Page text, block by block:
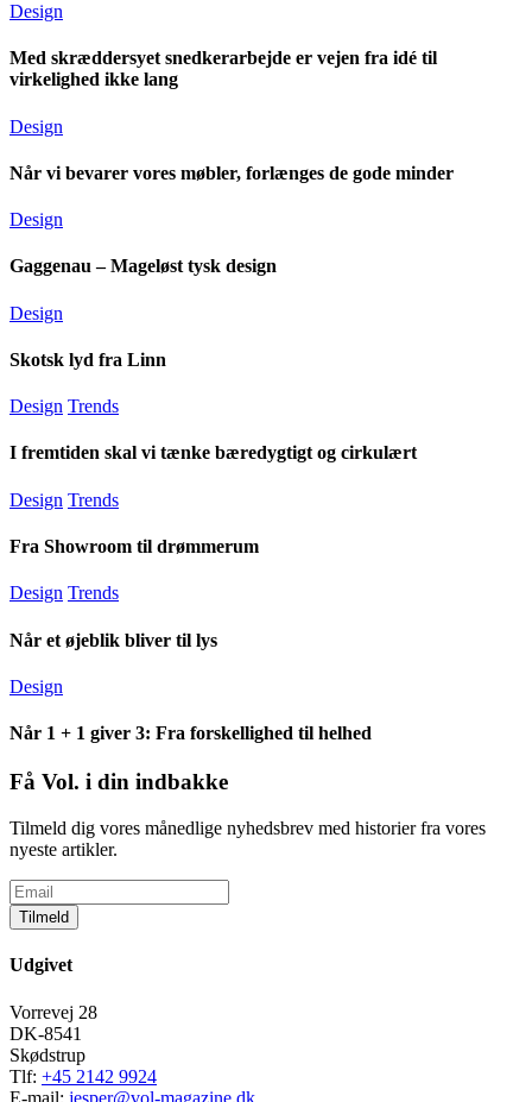
Design
Med skræddersyet snedkerarbejde er vejen fra idé til
virkelighed ikke lang
Design
Når vi bevarer vores møbler, forlænges de gode minder
Design
Gaggenau – Mageløst tysk design
Design
Skotsk lyd fra Linn
Design Trends
I fremtiden skal vi tænke bæredygtigt og cirkulært
Design Trends
Fra Showroom til drømmerum
Design Trends
Når et øjeblik bliver til lys
Design
Når 1 + 1 giver 3: Fra forskellighed til helhed
Få Vol. i din indbakke
Tilmeld dig vores månedlige nyhedsbrev med historier fra vores
nyeste artikler.
Tilmeld
Udgivet
Vorrevej 28
DK-8541
Skødstrup
Tlf: +45 2142 9924
E-mail: jesper@vol-magazine.dk